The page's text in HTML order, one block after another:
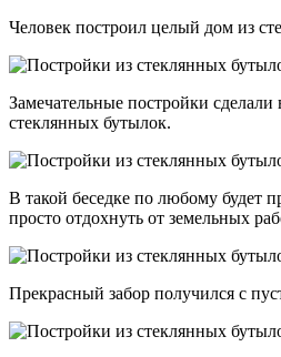
Человек построил целый дом из
Замечательные постройки сделали
стеклянных бутылок.
В такой беседке по любому будет
просто отдохнуть от земельных
Прекрасный забор получился с